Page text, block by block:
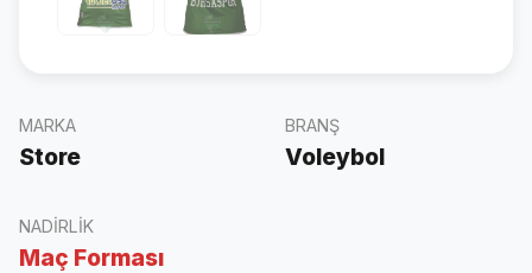
MARKA
Store
BRANŞ
Voleybol
NADIRLIK
Maç Forması